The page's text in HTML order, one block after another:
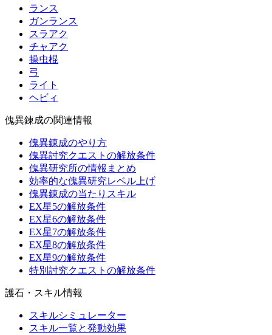
ランス
ガンランス
スラアク
チャアク
操虫棍
弓
ライト
ヘビィ
傀異錬成の関連情報
傀異錬成のやり方
傀異討究クエストの解放条件
傀異研究所の情報まとめ
効率的な傀異研究レベル上げ
傀異錬成の当たりスキル
EX星5の解放条件
EX星6の解放条件
EX星7の解放条件
EX星8の解放条件
EX星9の解放条件
特別討究クエストの解放条件
護石・スキル情報
スキルシミュレーター
スキル一覧と発動効果